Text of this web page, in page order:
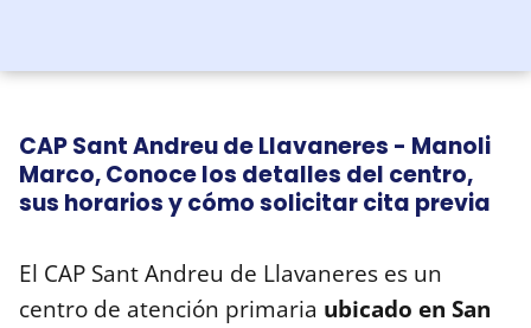
CAP Sant Andreu de Llavaneres - Manoli
Marco, Conoce los detalles del centro,
sus horarios y cómo solicitar cita previa
El CAP Sant Andreu de Llavaneres es un
centro de atención primaria ubicado en San